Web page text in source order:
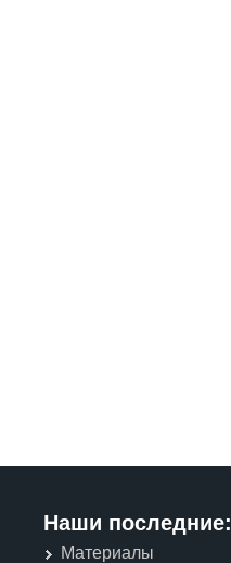
Наши последние:
Материалы